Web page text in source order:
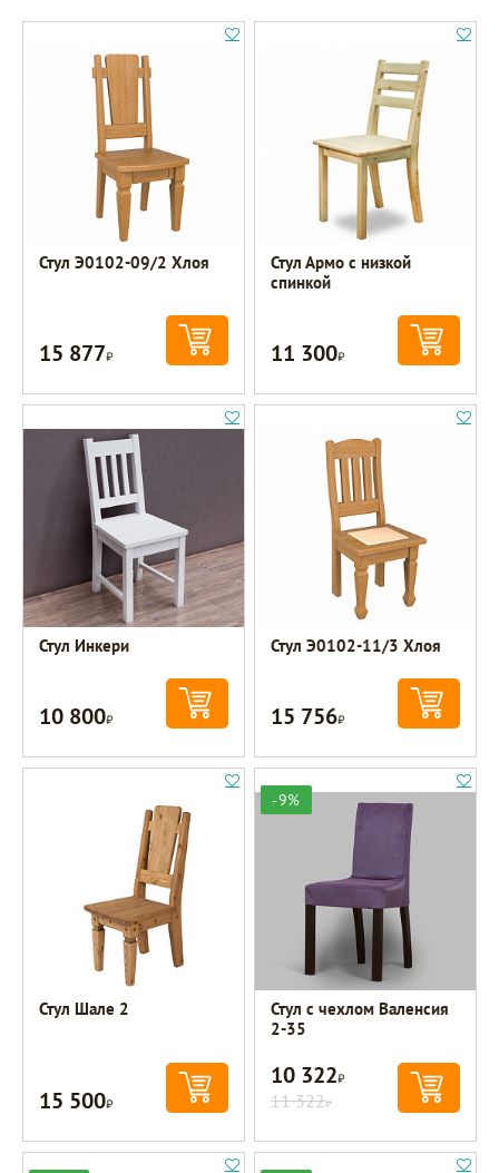
Стул Э0102-09/2 Хлоя
15 877Р
Стул Армо с низкой
спинкой
11 300Р
Стул Инкери
10 800Р
Стул Э0102-11/3 Хлоя
15 756Р
Стул Шале 2
15 500Р
-9%
Стул с чехлом Валенсия
2-35
10 322Р
11 322Р